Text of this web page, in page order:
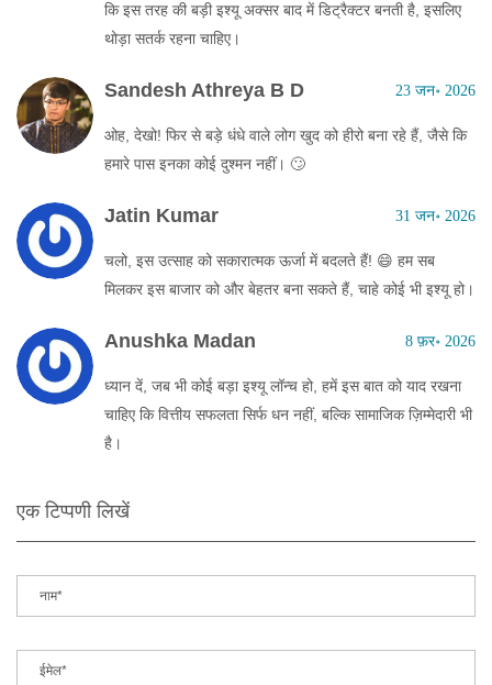
कि इस तरह की बड़ी इश्यू अक्सर बाद में डिट्रैक्टर बनती है, इसलिए
थोड़ा सतर्क रहना चाहिए।
Sandesh Athreya B D 23 जन॰ 2026
ओह, देखो! फिर से बड़े धंधे वाले लोग खुद को हीरो बना रहे हैं, जैसे कि
हमारे पास इनका कोई दुश्मन नहीं। 🙄
Jatin Kumar 31 जन॰ 2026
चलो, इस उत्साह को सकारात्मक ऊर्जा में बदलते हैं! 😄 हम सब
मिलकर इस बाजार को और बेहतर बना सकते हैं, चाहे कोई भी इश्यू हो।
Anushka Madan 8 फ़र॰ 2026
ध्यान दें, जब भी कोई बड़ा इश्यू लॉन्च हो, हमें इस बात को याद रखना
चाहिए कि वित्तीय सफलता सिर्फ धन नहीं, बल्कि सामाजिक ज़िम्मेदारी भी
है।
एक टिप्पणी लिखें